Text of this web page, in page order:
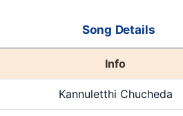
Song Details
Info
Kannuletthi Chucheda